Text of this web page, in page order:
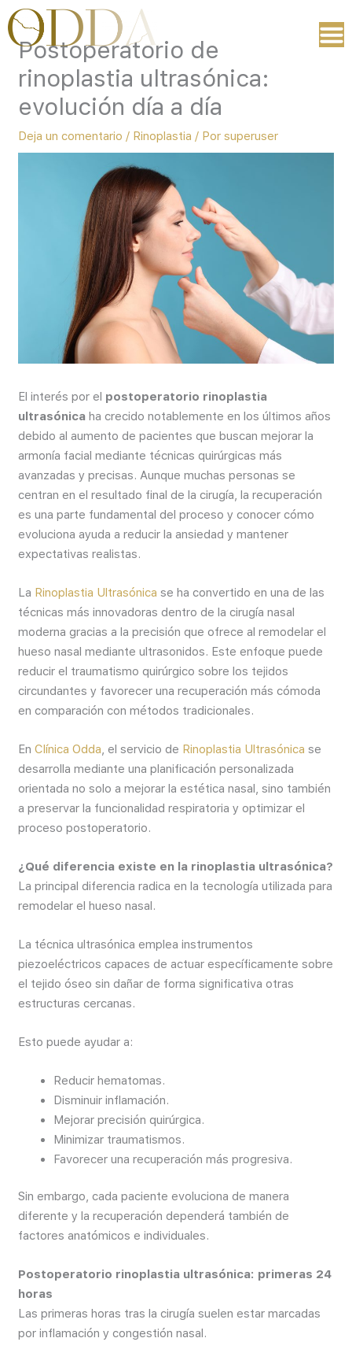
contenido
Postoperatorio de
rinoplastia ultrasónica:
evolución día a día
Deja un comentario / Rinoplastia / Porsuperuser
El interés por el postoperatorio rinoplastia
ultrasónica ha crecido notablemente en los últimos años
debido al aumento de pacientes que buscan mejorar la
armonía facial mediante técnicas quirúrgicas más
avanzadas y precisas. Aunque muchas personas se
centran en el resultado final de la cirugía, la recuperación
es una parte fundamental del proceso y conocer cómo
evoluciona ayuda a reducir la ansiedad y mantener
expectativas realistas.
La Rinoplastia Ultrasónica se ha convertido en una de las
técnicas más innovadoras dentro de la cirugía nasal
moderna gracias a la precisión que ofrece al remodelar el
hueso nasal mediante ultrasonidos. Este enfoque puede
reducir el traumatismo quirúrgico sobre los tejidos
circundantes y favorecer una recuperación más cómoda
en comparación con métodos tradicionales.
EnClínica Odda, el servicio de Rinoplastia Ultrasónica se
desarrolla mediante una planificación personalizada
orientada no solo a mejorar la estética nasal, sino también
a preservar la funcionalidad respiratoria y optimizar el
proceso postoperatorio.
¿Qué diferencia existe en la rinoplastia ultrasónica?
La principal diferencia radica en la tecnología utilizada para
remodelar el hueso nasal.
La técnica ultrasónica emplea instrumentos
piezoeléctricos capaces de actuar específicamente sobre
el tejido óseo sin dañar de forma significativa otras
estructuras cercanas.
Esto puede ayudar a:
Reducir hematomas.
Disminuir inflamación.
Mejorar precisión quirúrgica.
Minimizar traumatismos.
Favorecer una recuperación más progresiva.
Sin embargo, cada paciente evoluciona de manera
diferente y la recuperación dependerá también de
factores anatómicos e individuales.
Postoperatorio rinoplastia ultrasónica: primeras 24
horas
Las primeras horas tras la cirugía suelen estar marcadas
por inflamación y congestión nasal.